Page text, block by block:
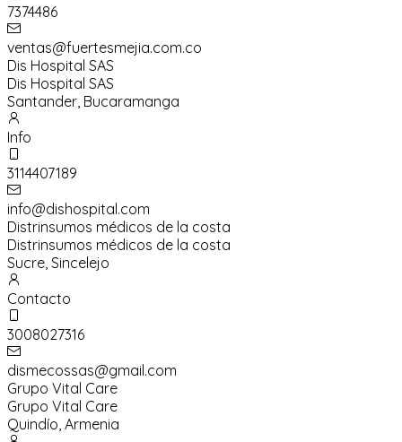
7374486
ventas@fuertesmejia.com.co
Dis Hospital SAS
Dis Hospital SAS
Santander, Bucaramanga
Info
3114407189
info@dishospital.com
Distrinsumos médicos de la costa
Distrinsumos médicos de la costa
Sucre, Sincelejo
Contacto
3008027316
dismecossas@gmail.com
Grupo Vital Care
Grupo Vital Care
Quindío, Armenia